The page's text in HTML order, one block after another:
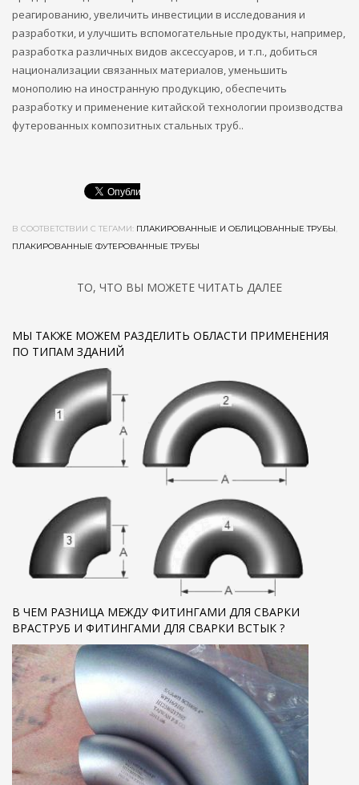
реагированию, увеличить инвестиции в исследования и
разработки, и улучшить вспомогательные продукты, например,
разработка различных видов аксессуаров, и т.п., добиться
национализации связанных материалов, уменьшить
монополию на иностранную продукцию, обеспечить
разработку и применение китайской технологии производства
футерованных композитных стальных труб..
В СООТВЕТСТВИИ С ТЕГАМИ: ПЛАКИРОВАННЫЕ И ОБЛИЦОВАННЫЕ ТРУБЫ,
ПЛАКИРОВАННЫЕ ФУТЕРОВАННЫЕ ТРУБЫ
ТО, ЧТО ВЫ МОЖЕТЕ ЧИТАТЬ ДАЛЕЕ
МЫ ТАКЖЕ МОЖЕМ РАЗДЕЛИТЬ ОБЛАСТИ ПРИМЕНЕНИЯ
ПО ТИПАМ ЗДАНИЙ
В ЧЕМ РАЗНИЦА МЕЖДУ ФИТИНГАМИ ДЛЯ СВАРКИ
ВРАСТРУБ И ФИТИНГАМИ ДЛЯ СВАРКИ ВСТЫК ?